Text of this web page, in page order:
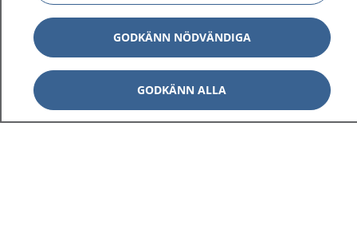
1177 på flera språk Visa
GODKÄNN NÖDVÄNDIGA
GODKÄNN ALLA